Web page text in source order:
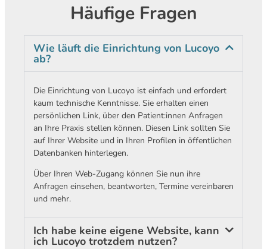
Häufige Fragen
Wie läuft die Einrichtung von Lucoyo
ab?
Die Einrichtung von Lucoyo ist einfach und erfordert
kaum technische Kenntnisse. Sie erhalten einen
persönlichen Link, über den Patient:innen Anfragen
an Ihre Praxis stellen können. Diesen Link sollten Sie
auf Ihrer Website und in Ihren Profilen in öffentlichen
Datenbanken hinterlegen.
Über Ihren Web-Zugang können Sie nun ihre
Anfragen einsehen, beantworten, Termine vereinbaren
und mehr.
Ich habe keine eigene Website, kann
ich Lucoyo trotzdem nutzen?